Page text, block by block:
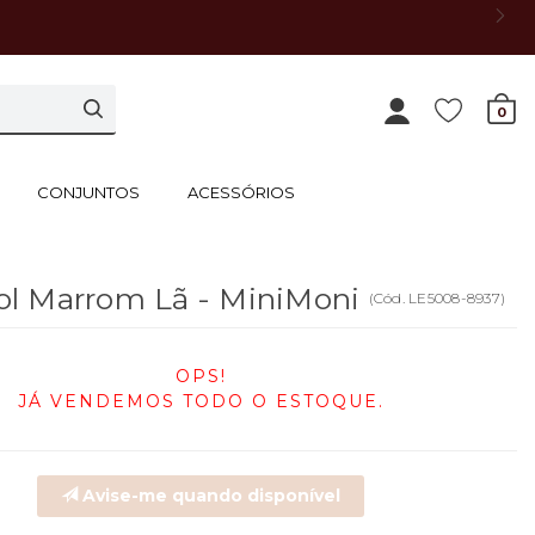
0
CONJUNTOS ACESSÓRIOS
Marrom Lã - MiniMoni (Cód. LE5008-8937)
OPS!
JÁ VENDEMOS TODO O ESTOQUE.
Avise-me quando disponível